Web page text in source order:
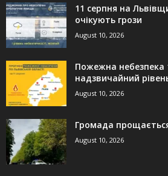
11 серпня на
очікують грози
August 10, 2026
Пожежна небезпека
надзвичайний
August 10, 2026
Громада
August 10, 2026